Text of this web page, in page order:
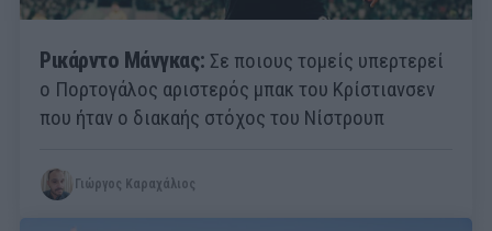
Ρικάρντο Μάνγκας: Σε ποιους τομείς υπερτερεί
ο Πορτογάλος αριστερός μπακ του Κρίστιανσεν
που ήταν o διακαής στόχος του Νίστρουπ
Γιώργος Καραχάλιος